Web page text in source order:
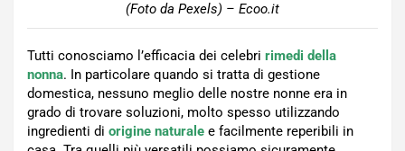
(Foto da Pexels) – Ecoo.it
Tutti conosciamo l’efficacia dei celebri rimedi della
nonna. In particolare quando si tratta di gestione
domestica, nessuno meglio delle nostre nonne era in
grado di trovare soluzioni, molto spesso utilizzando
ingredienti di origine naturale e facilmente reperibili in